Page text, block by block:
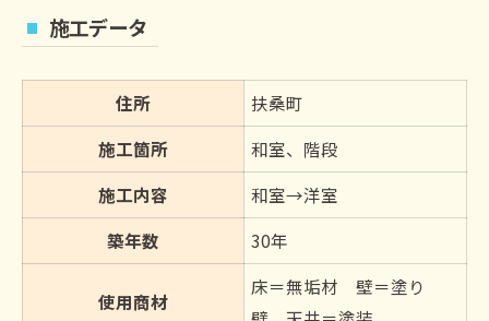
施工データ
住所
扶桑町
施工箇所
和室、階段
施工内容
和室→洋室
築年数
30年
使用商材
床＝無垢材 壁＝塗り